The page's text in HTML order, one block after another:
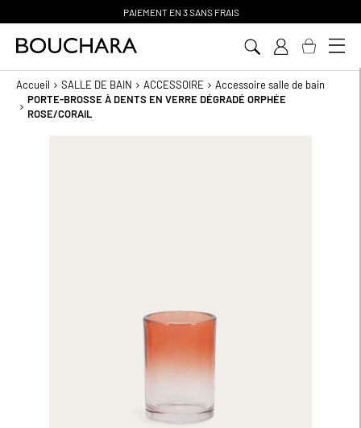
PAIEMENT EN 3 SANS FRAIS
Accueil SALLE DE BAIN ACCESSOIRE
Accessoire salle de bain
PORTE-BROSSE À DENTS EN VERRE DÉGRADÉ ORPHÉE
ROSE/CORAIL